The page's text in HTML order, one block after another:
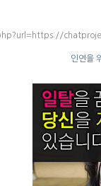
인연을